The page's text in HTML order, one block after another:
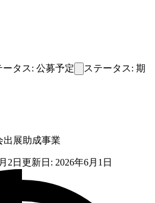
ータス: 公募予定
ステータス: 期
展助成事業
2日 更新日: 2026年6月1日